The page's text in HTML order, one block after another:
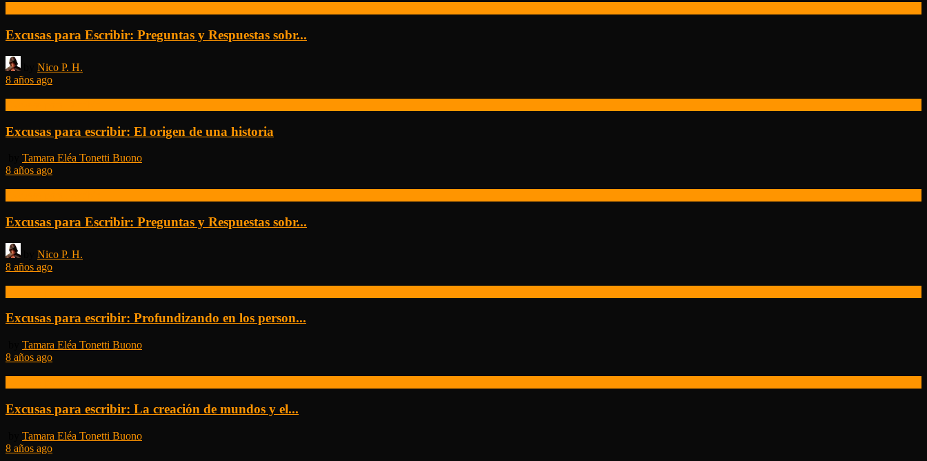
Excusas para Escribir: Preguntas y Respuestas sobr...
Nico P. H.
8 años ago
Excusas para escribir: El origen de una historia
Tamara Eléa Tonetti Buono
8 años ago
Excusas para Escribir: Preguntas y Respuestas sobr...
Nico P. H.
8 años ago
Excusas para escribir: Profundizando en los person...
Tamara Eléa Tonetti Buono
8 años ago
Excusas para escribir: La creación de mundos y el...
Tamara Eléa Tonetti Buono
8 años ago